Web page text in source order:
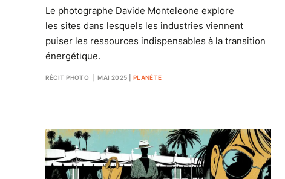
Le photographe Davide Monteleone explore
les sites dans lesquels les industries viennent
puiser les ressources indispensables à la transition
énergétique.
RÉCIT PHOTO | MAI 2025 PLANÈTE